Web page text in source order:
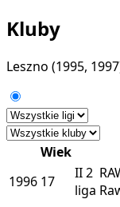
Kluby
Leszno (1995,
Wiek
1996 17 II2
liga